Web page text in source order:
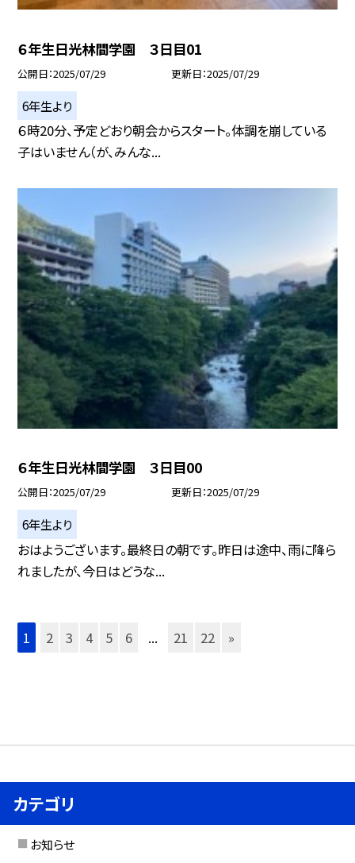
６年生日光林間学園 ３日目01
公開日 2025/07/29 更新日 2025/07/29
6年生より
６時20分、予定どおり朝会からスタート。体調を崩している
子はいません（が、みんな...
６年生日光林間学園 ３日目00
公開日 2025/07/29 更新日 2025/07/29
6年生より
おはようございます。最終日の朝です。昨日は途中、雨に降ら
れましたが、今日はどうな...
1 2 3 4 5 6 ... 21 22 »
カテゴリ
お知らせ